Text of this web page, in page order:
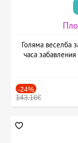
Голяма веселба
часа
-24%
143.16€